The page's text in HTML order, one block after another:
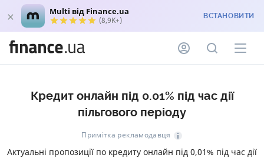
Multi від Finance.ua
(8,9K+) ВСТАНОВИТИ
Кредит онлайн під 0.01% під час дії
пільгового періоду
Примітка рекламодавця
Актуальні пропозиції по кредиту онлайн під 0,01% під час дії